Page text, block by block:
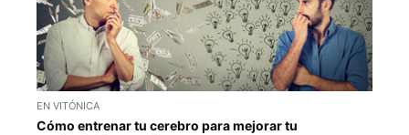
EN VITÓNICA
Cómo entrenar tu cerebro para mejorar tu